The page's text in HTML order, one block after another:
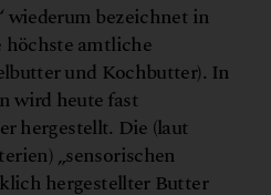
wiederum bezeichnet in
amtliche
und Kochbutter). In
wird heute fast
hergestellt. Die (laut
„sensorischen
hergestellter Butter